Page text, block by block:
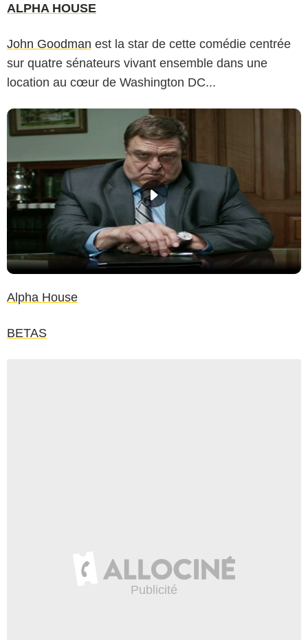
ALPHA HOUSE
John Goodman est la star de cette comédie centrée
sur quatre sénateurs vivant ensemble dans une
location au cœur de Washington DC...
Alpha House
BETAS